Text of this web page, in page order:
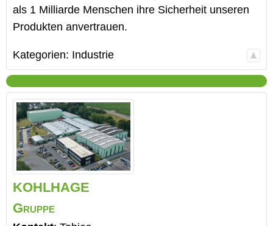
als 1 Milliarde Menschen ihre Sicherheit unseren
Produkten anvertrauen.
Kategorien: Industrie
KOHLHAGE
Gruppe